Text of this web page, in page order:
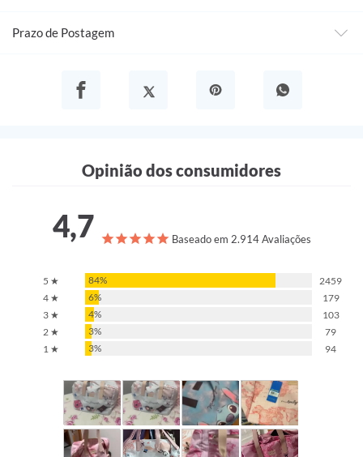
Prazo de Postagem
Opinião dos consumidores
4,7 Baseado em 2.914 Avaliações
5 ★ 84%
2459
4 ★
6%
179
3 ★
4%
103
2 ★
3%
79
1 ★
3% 94